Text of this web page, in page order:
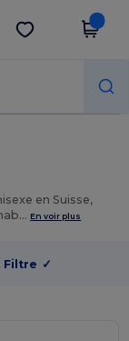
Obtenir l'appli
en Suisse,
En voir plus
Filtre ✓